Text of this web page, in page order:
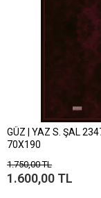
GÜZ | YAZ S. ŞAL
70X190
1.750,00 TL
1.600,00 TL